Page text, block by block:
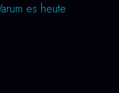
es heute